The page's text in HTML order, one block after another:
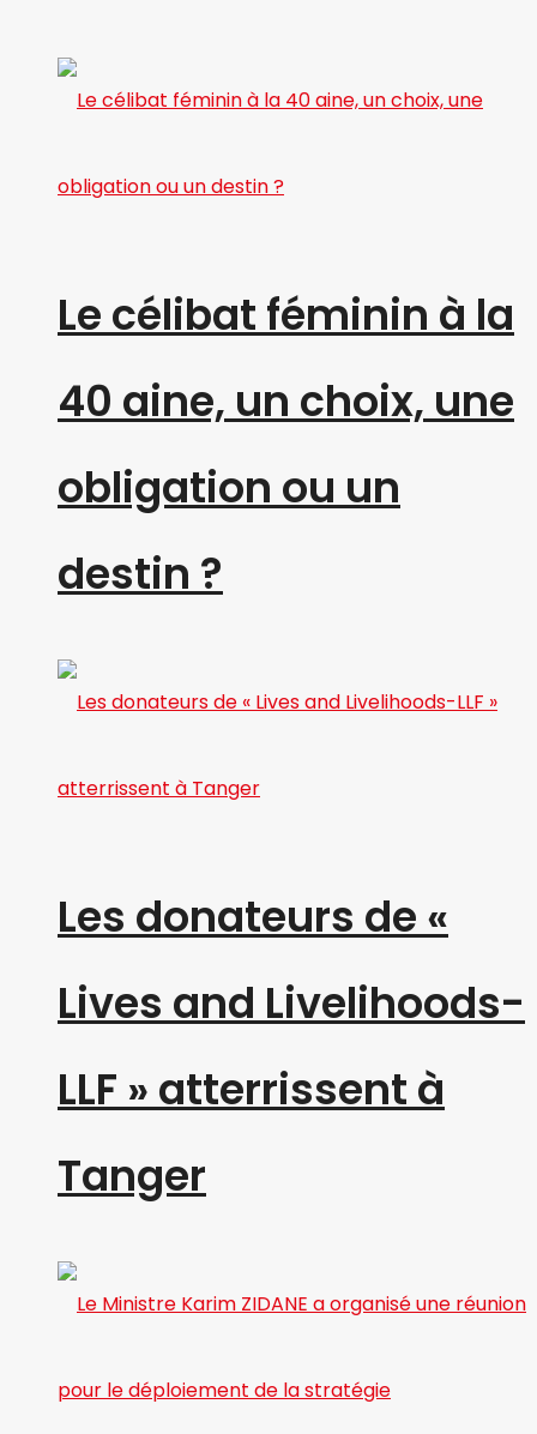
Le célibat féminin à la
40 aine, un choix, une
obligation ou un
destin ?
Les donateurs de «
Lives and Livelihoods-
LLF » atterrissent à
Tanger